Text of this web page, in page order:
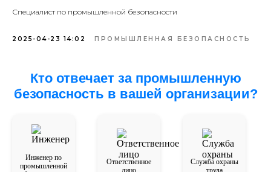
Специалист по промышленной безопасности
2025-04-23 14:02 ПРОМЫШЛЕННАЯ БЕЗОПАСНОСТЬ
Кто отвечает за промышленную
безопасность в вашей организации?
Инженер по
промышленной
Ответственное
лицо
Служба охраны
труда